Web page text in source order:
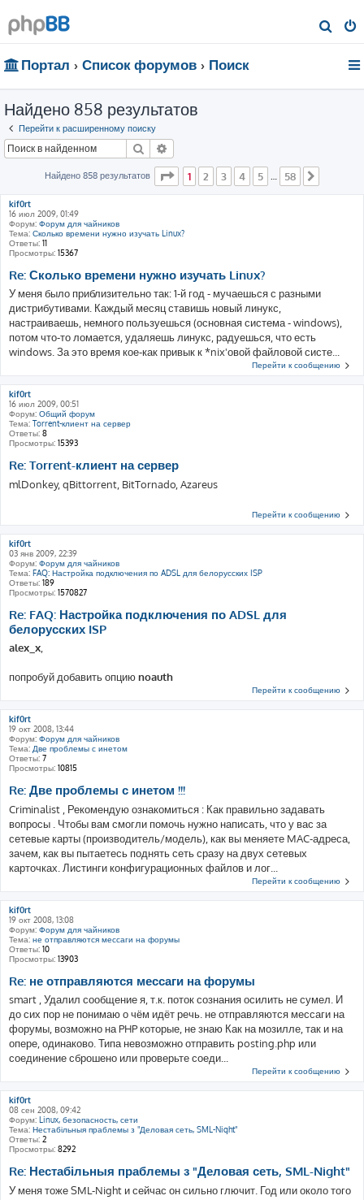
о
Портал Список форумов Поиск
Найдено 858 результатов
Перейти к расширенному поиску
Поиск
Найдено 858 результатов Страница из 58
1 2 3 4 5 58
kif0rt
16 июл 2009, 01:49
Форум: Форум для чайников
Тема: Сколько времени нужно изучать Linux?
Ответы: 11
Просмотры: 15367
Re: Сколько времени нужно изучать Linux?
У меня было приблизительно так: 1-й год - мучаешься с разными
дистрибутивами. Каждый месяц ставишь новый линукс,
настраиваешь, немного пользуешься (основная система - windows),
потом что-то ломается, удаляешь линукс, радуешься, что есть
windows. За это время кое-как привык к *nix'овой файловой систе...
Перейти к сообщению
kif0rt
16 июл 2009, 00:51
Форум: Общий форум
Тема: Torrent-клиент на сервер
Ответы: 8
Просмотры: 15393
Re: Torrent-клиент на сервер
mlDonkey, qBittorrent, BitTornado, Azareus
Перейти к сообщению
kif0rt
03 янв 2009, 22:39
Форум: Форум для чайников
Тема: FAQ: Настройка подключения по ADSL для белорусских ISP
Ответы: 189
Просмотры: 1570827
Re: FAQ: Настройка подключения по ADSL для
белорусских ISP
alex_x
попробуй добавить опциюnoauth
Перейти к сообщению
kif0rt
19 окт 2008, 13:44
Форум: Форум для чайников
Тема: Две проблемы с инетом
Ответы: 7
Просмотры: 10815
Re: Две проблемы с инетом !!!
Criminalist , Рекомендую ознакомиться : Как правильно задавать
вопросы . Чтобы вам смогли помочь нужно написать, что у вас за
сетевые карты (производитель/модель), как вы меняете MAC-адреса,
зачем, как вы пытаетесь поднять сеть сразу на двух сетевых
карточках. Листинги конфигурационных файлов и лог...
Перейти к сообщению
kif0rt
19 окт 2008, 13:08
Форум: Форум для чайников
Тема: не отправляются мессаги на форумы
Ответы: 10
Просмотры: 13903
Re: не отправляются мессаги на форумы
smart , Удалил сообщение я, т.к. поток сознания осилить не сумел. И
до сих пор не понимаю о чём идёт речь. не отправляются мессаги на
форумы, возможно на PHP которые, не знаю Как на мозилле, так и на
опере, одинаково. Типа невозможно отправить posting.php или
соединение сброшено или проверьте соеди...
Перейти к сообщению
kif0rt
08 сен 2008, 09:42
Форум: Linux, безопасность, сети
Тема: Нестабільныя праблемы з "Деловая сеть, SML-Night"
Ответы: 2
Просмотры: 8292
Re: Нестабільныя праблемы з "Деловая сеть, SML-Night"
У меня тоже SML-Night и сейчас он сильно глючит. Год или около того